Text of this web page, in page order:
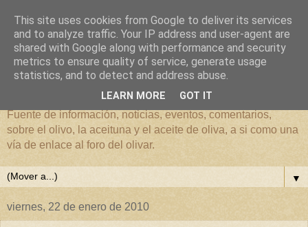
El mundo del Olivar
Fuente de información, noticias, eventos, comentarios,
sobre el olivo, la aceituna y el aceite de oliva, a si como una
vía de enlace al foro del olivar.
▼
viernes, 22 de enero de 2010
This site uses cookies from Google to deliver its services
and to analyze traffic. Your IP address and user-agent are
shared with Google along with performance and security
metrics to ensure quality of service, generate usage
statistics, and to detect and address abuse.
LEARN MORE GOT IT